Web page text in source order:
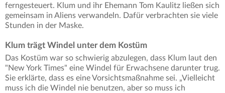
ferngesteuert. Klum und ihr Ehemann Tom Kaulitz ließen sich
gemeinsam in Aliens verwandeln. Dafür verbrachten sie viele
Stunden in der Maske.
Klum trägt Windel unter dem Kostüm
Das Kostüm war so schwierig abzulegen, dass Klum laut den
"New York Times" eine Windel für Erwachsene darunter trug.
Sie erklärte, dass es eine Vorsichtsmaßnahme sei. „Vielleicht
muss ich die Windel nie benutzen, aber so muss ich